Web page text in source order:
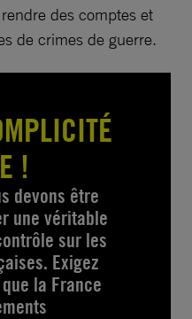
des comptes et
de crimes de guerre.
!
devons être
une véritable
sur les
Exigez
la France